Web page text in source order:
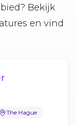
Bekijk
en vind
The Hague